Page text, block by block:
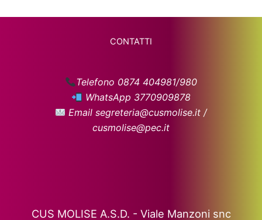
CONTATTI
Telefono 0874 404981/980
WhatsApp 3770909878
Email segreteria@cusmolise.it /
cusmolise@pec.it
CUS MOLISE A.S.D. - Viale Manzoni snc